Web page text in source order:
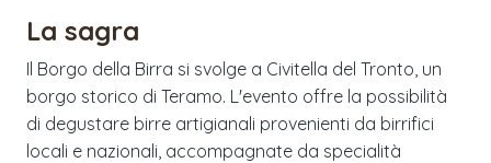
La sagra
Il Borgo della Birra si svolge a Civitella del Tronto, un
borgo storico di Teramo. L'evento offre la possibilità
di degustare birre artigianali provenienti da birrifici
locali e nazionali, accompagnate da specialità